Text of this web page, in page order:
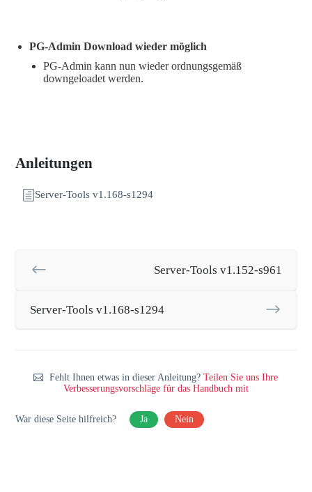
PG-Admin Download wieder möglich
PG-Admin kann nun wieder ordnungsgemäß
downgeloadet werden.
Anleitungen
Server-Tools v1.168-s1294
Server-Tools v1.152-s961
Server-Tools v1.168-s1294
Fehlt Ihnen etwas in dieser Anleitung?Teilen Sie uns Ihre
Verbesserungsvorschläge für das Handbuch mit
War diese Seite hilfreich? Ja Nein